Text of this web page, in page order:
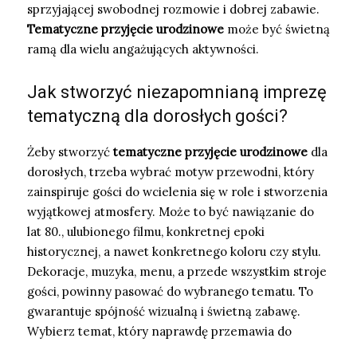
sprzyjającej swobodnej rozmowie i dobrej zabawie.
Tematyczne przyjęcie urodzinowe może być świetną
ramą dla wielu angażujących aktywności.
Jak stworzyć niezapomnianą imprezę
tematyczną dla dorosłych gości?
Żeby stworzyć tematyczne przyjęcie urodzinowe dla
dorosłych, trzeba wybrać motyw przewodni, który
zainspiruje gości do wcielenia się w role i stworzenia
wyjątkowej atmosfery. Może to być nawiązanie do
lat 80., ulubionego filmu, konkretnej epoki
historycznej, a nawet konkretnego koloru czy stylu.
Dekoracje, muzyka, menu, a przede wszystkim stroje
gości, powinny pasować do wybranego tematu. To
gwarantuje spójność wizualną i świetną zabawę.
Wybierz temat, który naprawdę przemawia do